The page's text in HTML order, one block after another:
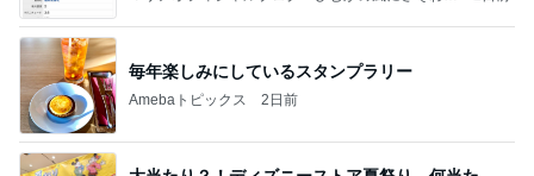
毎年楽しみにしているスタンプラリー
Amebaトピックス 2日前